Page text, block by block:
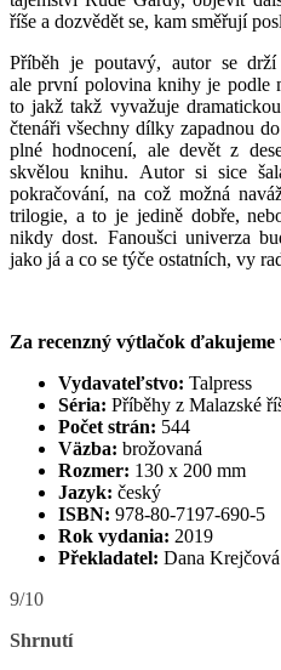
říše a dozvědět se, kam směřují
Příběh je poutavý, autor se drží
ale první polovina knihy je podle
to jakž takž vyvažuje
čtenáři všechny dílky zapadnou
plné hodnocení, ale devět z
skvělou knihu. Autor si sice
pokračování, na což možná
trilogie, a to je jedině dobře,
nikdy dost. Fanoušci univerza
jako já a co se týče ostatních, vy
Za recenzný výtlačok
Vydavateľstvo: Talpress
Séria: Příběhy z Malazské
Počet strán: 544
Väzba: brožovaná
Rozmer: 130 x 200 mm
Jazyk: český
ISBN: 978-80-7197-690-5
Rok vydania: 2019
Překladatel: Dana Krejčová
9/10
Shrnutí